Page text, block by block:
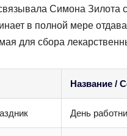
Симона Зилота
в полной мере
для сбора
Название /
День